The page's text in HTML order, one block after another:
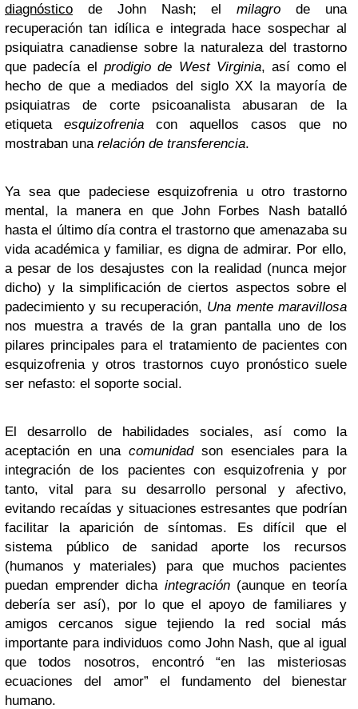
diagnóstico de John Nash; elmilagrode una
recuperación tan idílica e integrada hace sospechar al
psiquiatra canadiense sobre la naturaleza del trastorno
que padecía el prodigio de West Virginia, así como el
hecho de que a mediados del siglo XX la mayoría de
psiquiatras de corte psicoanalista abusaran de la
etiqueta esquizofrenia con aquellos casos que no
mostraban una relación de transferencia.
Ya sea que padeciese esquizofrenia u otro trastorno
mental, la manera en que John Forbes Nash batalló
hasta el último día contra el trastorno que amenazaba su
vida académica y familiar, es digna de admirar. Por ello,
a pesar de los desajustes con la realidad (nunca mejor
dicho) y la simplificación de ciertos aspectos sobre el
padecimiento y su recuperación, Una mente maravillosa
nos muestra a través de la gran pantalla uno de los
pilares principales para el tratamiento de pacientes con
esquizofrenia y otros trastornos cuyo pronóstico suele
ser nefasto: el soporte social.
El desarrollo de habilidades sociales, así como la
aceptación en unacomunidadson esenciales para la
integración de los pacientes con esquizofrenia y por
tanto, vital para su desarrollo personal y afectivo,
evitando recaídas y situaciones estresantes que podrían
facilitar la aparición de síntomas. Es difícil que el
sistema público de sanidad aporte los recursos
(humanos y materiales) para que muchos pacientes
puedan emprender dicha integración (aunque en teoría
debería ser así), por lo que el apoyo de familiares y
amigos cercanos sigue tejiendo la red social más
importante para individuos como John Nash, que al igual
que todos nosotros, encontró “en las misteriosas
ecuaciones del amor” el fundamento del bienestar
humano.